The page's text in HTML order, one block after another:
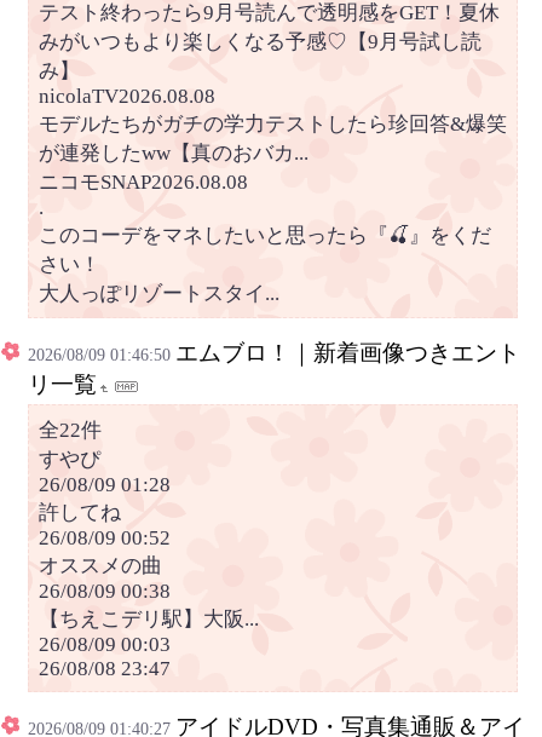
テスト終わったら9月号読んで透明感をGET！夏休
みがいつもより楽しくなる予感♡【9月号試し読
み】
nicolaTV2026.08.08
モデルたちがガチの学力テストしたら珍回答&爆笑
が連発したww【真のおバカ...
ニコモSNAP2026.08.08
.
このコーデをマネしたいと思ったら『🍒』をくだ
さい！
大人っぽリゾートスタイ...
2026/08/09 01:46:50 エムブロ！｜新着画像つきエント
リ一覧
全22件
すやぴ
26/08/09 01:28
許してね
26/08/09 00:52
オススメの曲
26/08/09 00:38
【ちえこデリ駅】大阪...
26/08/09 00:03
26/08/08 23:47
2026/08/09 01:40:27 アイドルDVD・写真集通販＆アイ